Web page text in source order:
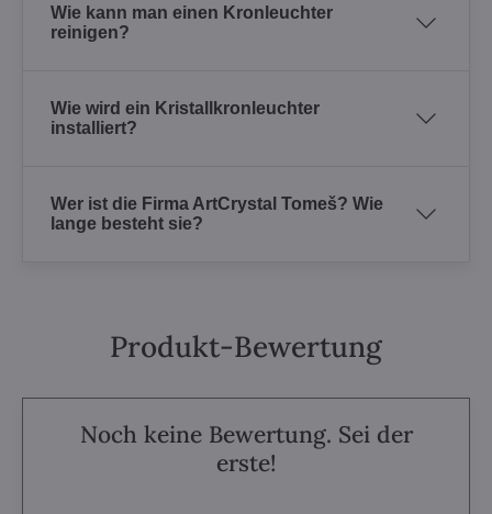
Wie kann man einen Kronleuchter
reinigen?
Wie wird ein Kristallkronleuchter
installiert?
Wer ist die Firma ArtCrystal Tomeš? Wie
lange besteht sie?
Produkt-Bewertung
Noch keine Bewertung. Sei der
erste!